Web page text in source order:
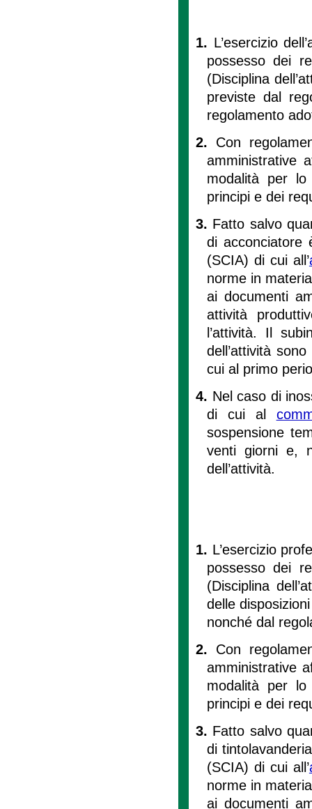
1. L’esercizio
possesso dei
(Disciplina
previste dal
regolamento
2. Con
amministrative
modalità per lo
principi e dei
3. Fatto salvo
di acconciatore
(SCIA) di cui all’
norme in
ai documenti
attività
l’attività. Il
dell’attività
cui al primo
4. Nel caso di
di cui al
sospensione
venti giorni e,
dell’attività.
1. L’esercizio
possesso dei
(Disciplina
delle
nonché dal
2. Con
amministrative
modalità per lo
principi e dei
3. Fatto salvo
di
(SCIA) di cui all’
norme in
ai documenti